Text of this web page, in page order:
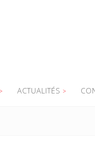
ACTUALITÉS